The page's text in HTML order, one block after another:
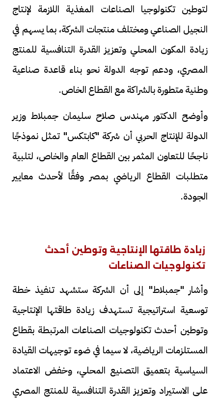
لتوطين تكنولوجيا الصناعات المغذية اللازمة لإنتاج
النجيل الصناعي ومختلف منتجات الشركة، بما يسهم في
زيادة المكون المحلي وتعزيز القدرة التنافسية للمنتج
المصري، ودعم توجه الدولة نحو بناء قاعدة صناعية
وطنية متطورة بالشراكة مع القطاع الخاص.
وأوضح الدكتور مهندس صلاح سليمان جمبلاط وزير
الدولة للإنتاج الحربي أن شركة "كابتكس" تمثل نموذجًا
ناجحًا للتعاون المثمر بين القطاع العام والخاص، لتلبية
متطلبات القطاع الرياضي بمصر وفقًا لأحدث معايير
الجودة.
زيادة طاقتها الإنتاجية وتوطين أحدث
تكنولوجيات الصناعات
وأشار "جمبلاط" إلى أن الشركة ستشهد تنفيذ خطة
توسعية استراتيجية تستهدف زيادة طاقتها الإنتاجية
وتوطين أحدث تكنولوجيات الصناعات المرتبطة بقطاع
المستلزمات الرياضية، لا سيما في ضوء توجيهات القيادة
السياسية بتعميق التصنيع المحلي، وخفض الاعتماد
على الاستيراد وتعزيز القدرة التنافسية للمنتج المصري